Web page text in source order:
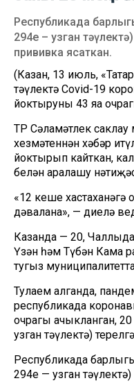
Республикада
294е – узган
прививка ясаткан.
(Казан, 13 июль,
тәүлектә Covid-19
йоктыруның 43 яңа
ТР Сәламәтлек саклау
хезмәтеннән хәбәр
йоктырып кайткан,
белән аралашу
«12 кеше хастаханәгә
дәвалана», — диелә
Казанда — 20,
Үзән һәм Түбән Кама
тугыз
Тулаем алганда,
республикада
очрагы ачыкланган,
узган тәүлектә)
Республикада
294е — узган